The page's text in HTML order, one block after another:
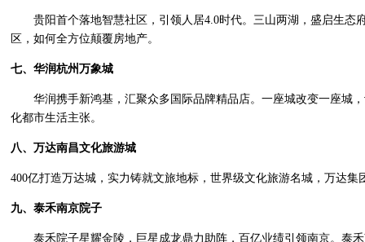
贵阳首个落地智慧社区，引领人居4.0时代。三山两湖，盛启生态
区，如何全方位颠覆房地产。
七、华润杭州万象城
华润携手新鸿基，汇聚众多国际品牌精品店。一座城改变一座城
化都市生活主张。
八、万达南昌文化旅游城
400亿打造万达城，实力铸就文旅地标，世界级文化旅游名城，万达集
九、泰禾南京院子
泰禾院子星耀金陵，巨星成龙鼎力助阵，百亿业绩引领南京。泰